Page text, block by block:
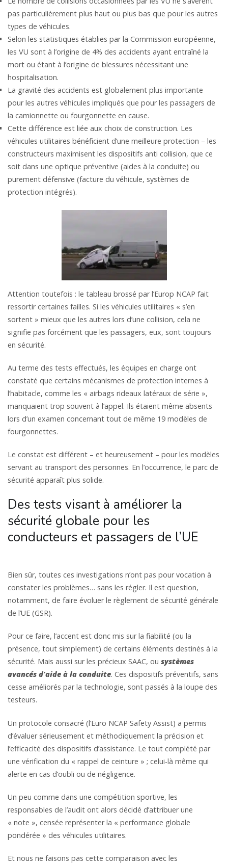
pas particulièrement plus haut ou plus bas que pour les autres
types de véhicules.
Selon les statistiques établies par la Commission européenne,
les VU sont à l’origine de 4% des accidents ayant entraîné la
mort ou étant à l’origine de blessures nécessitant une
hospitalisation.
La gravité des accidents est globalement plus importante
pour les autres véhicules impliqués que pour les passagers de
la camionnette ou fourgonnette en cause.
Cette différence est liée aux choix de construction. Les
véhicules utilitaires bénéficient d’une meilleure protection – les
constructeurs maximisent les dispositifs anti collision, que ce
soit dans une optique préventive (aides à la conduite) ou
purement défensive (facture du véhicule, systèmes de
protection intégrés).
Attention toutefois : le tableau brossé par l’Europ NCAP fait
ressortir certaines failles. Si les véhicules utilitaires « s’en
sortent » mieux que les autres lors d’une collision, cela ne
signifie pas forcément que les passagers, eux, sont toujours
en sécurité.
Au terme des tests effectués, les équipes en charge ont
constaté que certains mécanismes de protection internes à
l’habitacle, comme les « airbags rideaux latéraux de série »,
manquaient trop souvent à l’appel. Ils étaient même absents
lors d’un examen concernant tout de même 19 modèles de
fourgonnettes.
Le constat est différent – et heureusement – pour les modèles
servant au transport des personnes. En l’occurrence, le parc de
sécurité apparaît plus solide.
Des tests visant à améliorer la
sécurité globale pour les
conducteurs et passagers de l’UE
Bien sûr, toutes ces investigations n’ont pas pour vocation à
constater les problèmes… sans les régler. Il est question,
notamment, de faire évoluer le règlement de sécurité générale
de l’UE (GSR).
Pour ce faire, l’accent est donc mis sur la fiabilité (ou la
présence, tout simplement) de certains éléments destinés à la
sécurité. Mais aussi sur les précieux SAAC, ou systèmes
avancés d’aide à la conduite. Ces dispositifs préventifs, sans
cesse améliorés par la technologie, sont passés à la loupe des
testeurs.
Un protocole consacré (l’Euro NCAP Safety Assist) a permis
d’évaluer sérieusement et méthodiquement la précision et
l’efficacité des dispositifs d’assistance. Le tout complété par
une vérification du « rappel de ceinture » ; celui-là même qui
alerte en cas d’oubli ou de négligence.
Un peu comme dans une compétition sportive, les
responsables de l’audit ont alors décidé d’attribuer une
« note », censée représenter la « performance globale
pondérée » des véhicules utilitaires.
Et nous ne faisons pas cette comparaison avec les